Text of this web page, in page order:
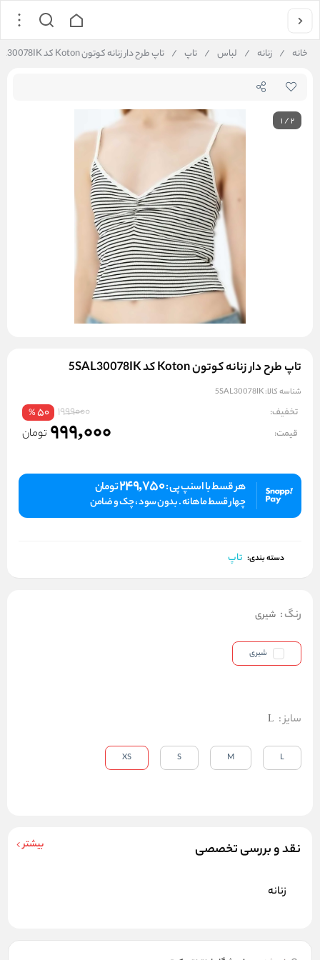
خانه / زنانه / لباس / تاپ / تاپ طرح دار زنانه کوتون Koton کد 5SAL30078IK
1/2
تاپ طرح دار زنانه کوتون Koton کد 5SAL30078IK
شناسه کالا:5SAL30078IK
تخفیف: 1999000
50
%
قیمت: 999,000 تومان
هر قسط با اسنپ پی :249,750تومان
چهار قسط ماهانه . بدون سود ، چک و ضامن
دسته بندی: تاپ
نقد و بررسی تخصصی بیشتر
زنانه
رنگ: شیری
شیری
سایز:
L
L
M
S
XS